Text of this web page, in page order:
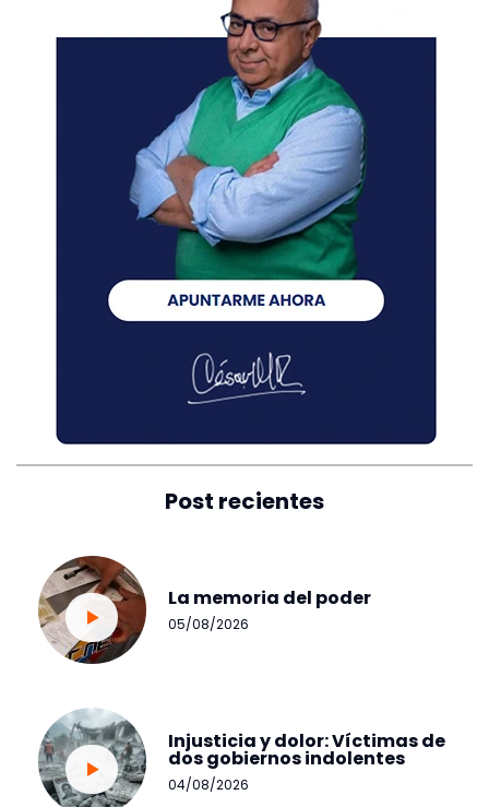
Post recientes
La memoria del poder
05/08/2026
Injusticia y dolor: Víctimas de
dos gobiernos indolentes
04/08/2026